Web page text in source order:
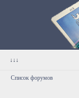
↓↓↓
Список форумов